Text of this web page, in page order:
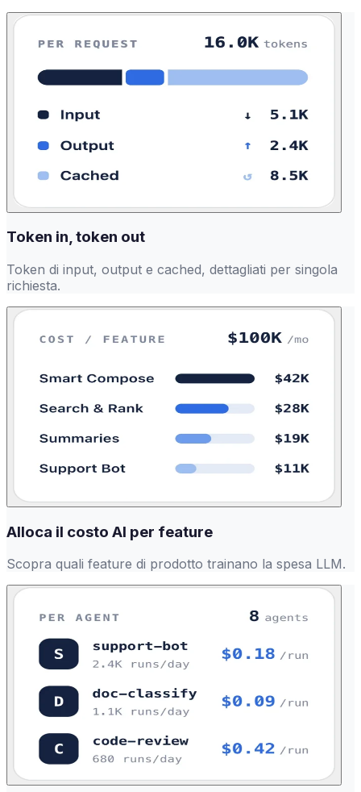
Token in, token out
Token di input, output e cached, dettagliati per singola
richiesta.
Alloca il costo AI per feature
Scopra quali feature di prodotto trainano la spesa LLM.